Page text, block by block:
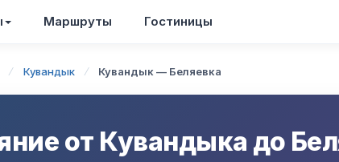
Маршруты Гостиницы
Кувандык Кувандык — Беляевка
от Кувандыка до